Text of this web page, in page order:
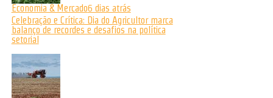
Economia & Mercado6 dias atrás
Celebração e Crítica: Dia do Agricultor marca
balanço de recordes e desafios na política
setorial